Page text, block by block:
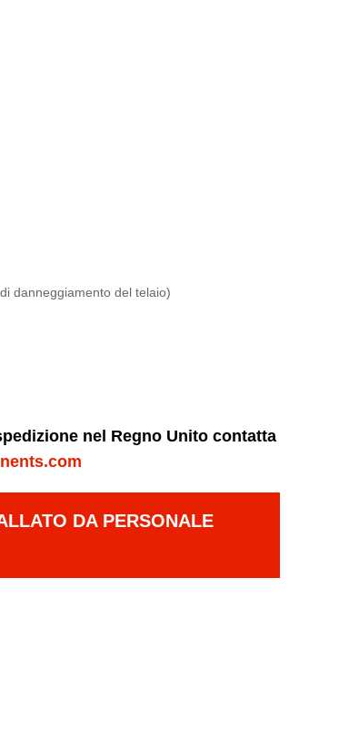
danneggiamento del telaio)
nel Regno Unito contatta
DA PERSONALE